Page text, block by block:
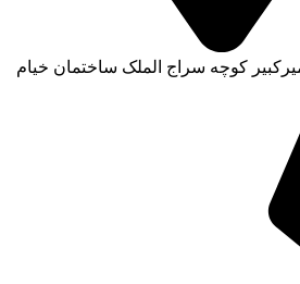
کوچه سراج الملک ساختمان خیام